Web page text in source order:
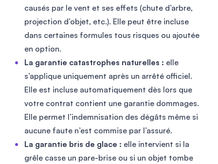
causés par le vent et ses effets (chute d’arbre,
projection d’objet, etc.). Elle peut être incluse
dans certaines formules tous risques ou ajoutée
en option.
La garantie catastrophes naturelles : elle
s’applique uniquement après un arrêté officiel.
Elle est incluse automatiquement dès lors que
votre contrat contient une garantie dommages.
Elle permet l’indemnisation des dégâts même si
aucune faute n’est commise par l’assuré.
La garantie bris de glace : elle intervient si la
grêle casse un pare-brise ou si un objet tombe